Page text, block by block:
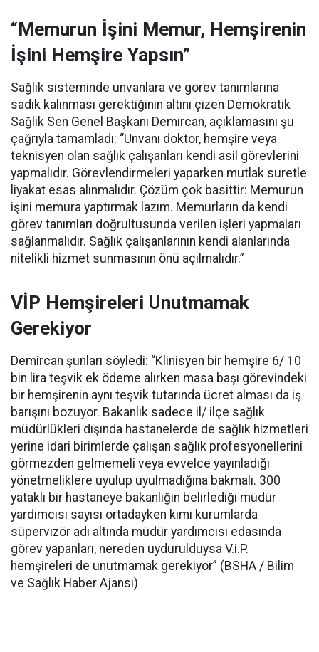
“Memurun İşini Memur, Hemşirenin
İşini Hemşire Yapsın”
Sağlık sisteminde unvanlara ve görev tanımlarına
sadık kalınması gerektiğinin altını çizen Demokratik
Sağlık Sen Genel Başkanı Demircan, açıklamasını şu
çağrıyla tamamladı: “Unvanı doktor, hemşire veya
teknisyen olan sağlık çalışanları kendi asil görevlerini
yapmalıdır. Görevlendirmeleri yaparken mutlak suretle
liyakat esas alınmalıdır. Çözüm çok basittir: Memurun
işini memura yaptırmak lazım. Memurların da kendi
görev tanımları doğrultusunda verilen işleri yapmaları
sağlanmalıdır. Sağlık çalışanlarının kendi alanlarında
nitelikli hizmet sunmasının önü açılmalıdır.”
VİP Hemşireleri Unutmamak
Gerekiyor
Demircan şunları söyledi: “Klinisyen bir hemşire 6/ 10
bin lira teşvik ek ödeme alırken masa başı görevindeki
bir hemşirenin aynı teşvik tutarında ücret alması da iş
barışını bozuyor. Bakanlık sadece il/ ilçe sağlık
müdürlükleri dışında hastanelerde de sağlık hizmetleri
yerine idari birimlerde çalışan sağlık profesyonellerini
görmezden gelmemeli veya evvelce yayınladığı
yönetmeliklere uyulup uyulmadığına bakmalı. 300
yataklı bir hastaneye bakanlığın belirlediği müdür
yardımcısı sayısı ortadayken kimi kurumlarda
süpervizör adı altında müdür yardımcısı edasında
görev yapanları, nereden uydurulduysa V.i.P.
hemşireleri de unutmamak gerekiyor” (BSHA / Bilim
ve Sağlık Haber Ajansı)